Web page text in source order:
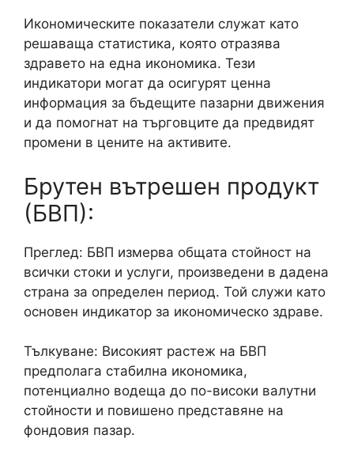
Икономическите показатели служат като
решаваща статистика, която отразява
здравето на една икономика. Тези
индикатори могат да осигурят ценна
информация за бъдещите пазарни движения
и да помогнат на търговците да предвидят
промени в цените на активите.
Брутен вътрешен продукт
(БВП):
Преглед: БВП измерва общата стойност на
всички стоки и услуги, произведени в дадена
страна за определен период. Той служи като
основен индикатор за икономическо здраве.
Тълкуване: Високият растеж на БВП
предполага стабилна икономика,
потенциално водеща до по-високи валутни
стойности и повишено представяне на
фондовия пазар.